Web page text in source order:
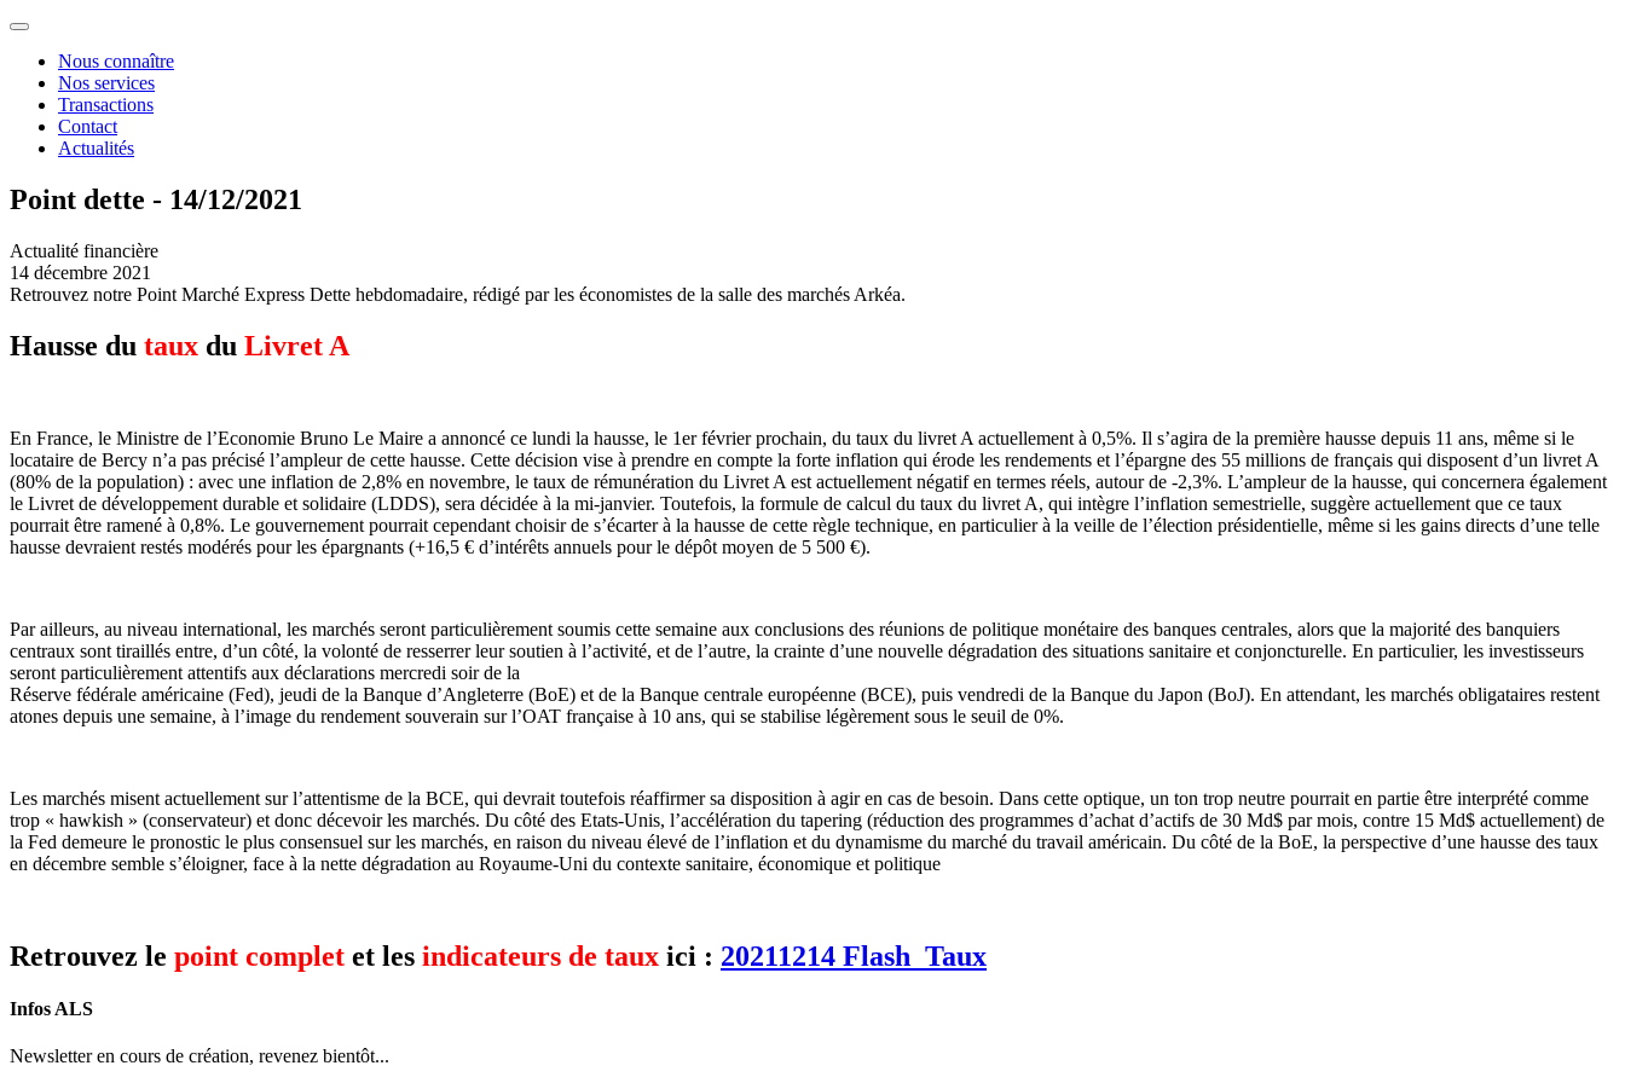
Nous connaître
Nos services
Transactions
Contact
Actualités
Point dette - 14/12/2021
Actualité financière
14 décembre 2021
Retrouvez notre Point Marché Express Dette hebdomadaire, rédigé par les économistes de la salle des marchés Arkéa.
Hausse du taux du Livret A
En France, le Ministre de l’Economie Bruno Le Maire a annoncé ce lundi la hausse, le 1er février prochain, du taux du livret A actuellement à 0,5%. Il s’agira de la première hausse depuis 11 ans, même si le
locataire de Bercy n’a pas précisé l’ampleur de cette hausse. Cette décision vise à prendre en compte la forte inflation qui érode les rendements et l’épargne des 55 millions de français qui disposent d’un livret A
(80% de la population) : avec une inflation de 2,8% en novembre, le taux de rémunération du Livret A est actuellement négatif en termes réels, autour de -2,3%. L’ampleur de la hausse, qui concernera également
le Livret de développement durable et solidaire (LDDS), sera décidée à la mi-janvier. Toutefois, la formule de calcul du taux du livret A, qui intègre l’inflation semestrielle, suggère actuellement que ce taux
pourrait être ramené à 0,8%. Le gouvernement pourrait cependant choisir de s’écarter à la hausse de cette règle technique, en particulier à la veille de l’élection présidentielle, même si les gains directs d’une telle
hausse devraient restés modérés pour les épargnants (+16,5 € d’intérêts annuels pour le dépôt moyen de 5 500 €).
Par ailleurs, au niveau international, les marchés seront particulièrement soumis cette semaine aux conclusions des réunions de politique monétaire des banques centrales, alors que la majorité des banquiers
centraux sont tiraillés entre, d’un côté, la volonté de resserrer leur soutien à l’activité, et de l’autre, la crainte d’une nouvelle dégradation des situations sanitaire et conjoncturelle. En particulier, les investisseurs
seront particulièrement attentifs aux déclarations mercredi soir de la
Réserve fédérale américaine (Fed), jeudi de la Banque d’Angleterre (BoE) et de la Banque centrale européenne (BCE), puis vendredi de la Banque du Japon (BoJ). En attendant, les marchés obligataires restent
atones depuis une semaine, à l’image du rendement souverain sur l’OAT française à 10 ans, qui se stabilise légèrement sous le seuil de 0%.
Les marchés misent actuellement sur l’attentisme de la BCE, qui devrait toutefois réaffirmer sa disposition à agir en cas de besoin. Dans cette optique, un ton trop neutre pourrait en partie être interprété comme
trop « hawkish » (conservateur) et donc décevoir les marchés. Du côté des Etats-Unis, l’accélération du tapering (réduction des programmes d’achat d’actifs de 30 Md$ par mois, contre 15 Md$ actuellement) de
la Fed demeure le pronostic le plus consensuel sur les marchés, en raison du niveau élevé de l’inflation et du dynamisme du marché du travail américain. Du côté de la BoE, la perspective d’une hausse des taux
en décembre semble s’éloigner, face à la nette dégradation au Royaume-Uni du contexte sanitaire, économique et politique
Retrouvez le point complet et les indicateurs de taux ici : 20211214 Flash_Taux
Infos ALS
Newsletter en cours de création, revenez bientôt...